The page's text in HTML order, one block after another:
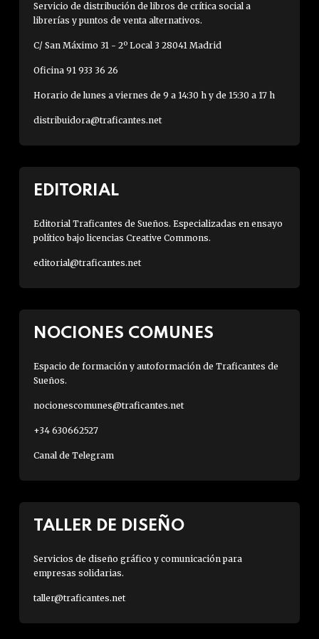
Servicio de distribución de libros de crítica social a
librerías y puntos de venta alternativos.
C/ San Máximo 31 - 2º Local 3 28041 Madrid
Oficina 91 933 36 26
Horario de lunes a viernes de 9 a 14:30 h y de 15:30 a 17 h
distribuidora@traficantes.net
EDITORIAL
Editorial Traficantes de Sueños. Especializadas en ensayo
político bajo licencias Creative Commons.
editorial@traficantes.net
NOCIONES COMUNES
Espacio de formación y autoformación de Traficantes de
Sueños.
nocionescomunes@traficantes.net
+34 630662527
Canal de Telegram
TALLER DE DISEÑO
Servicios de diseño gráfico y comunicación para
empresas solidarias.
taller@traficantes.net